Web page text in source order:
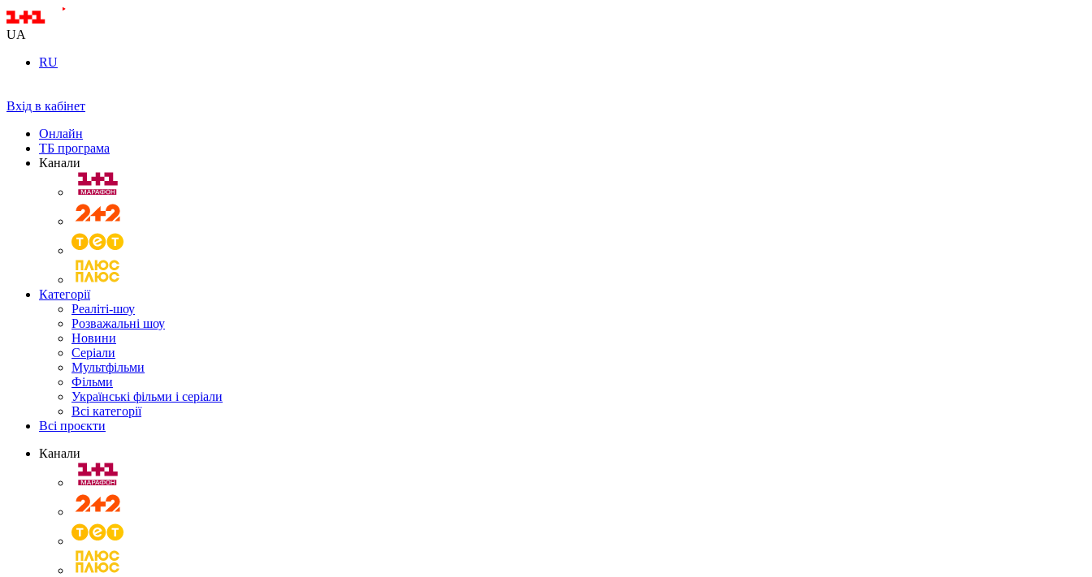
UA
RU
Вхід в кабінет
Онлайн
ТБ програма
Канали
Категорії
Реаліті-шоу
Розважальні шоу
Новини
Серіали
Мультфільми
Фільми
Українські фільми і серіали
Всі категорії
Всі проєкти
Канали